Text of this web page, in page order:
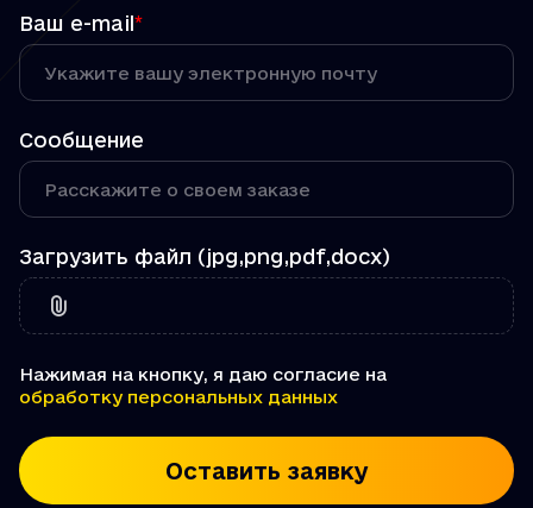
Ваш e-mail *
Сообщение
Загрузить файл (jpg,png,pdf,docx)
Нажимая на кнопку, я даю согласие на
обработку персональных данных
Оставить заявку